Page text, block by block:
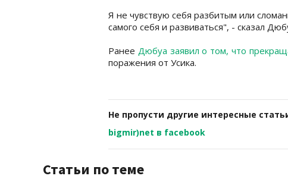
Я не чувствую себя разбитым или
самого себя и развиваться", - сказал
Ранее Дюбуа заявил о том, что
поражения от Усика.
Не пропусти другие интересные
bigmir)net в facebook
Статьи по теме